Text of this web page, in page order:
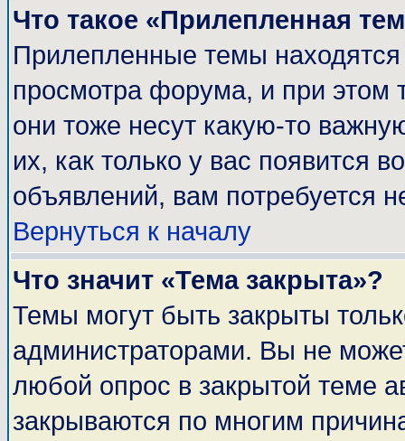
Что такое «Прилепленная
Прилепленные темы
просмотра форума, и при этом
они тоже несут какую-то
их, как только у вас появится
объявлений, вам потребуется
Вернуться к началу
Что значит «Тема закрыта»?
Темы могут быть закрыты
администраторами. Вы не
любой опрос в закрытой теме
закрываются по многим